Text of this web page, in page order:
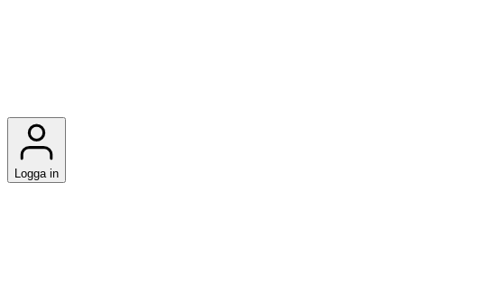
Logga in